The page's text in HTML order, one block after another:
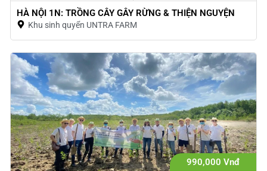
HÀ NỘI 1N: TRỒNG CÂY GÂY RỪNG & THIỆN NGUYỆN
Khu sinh quyển UNTRA FARM
990,000 Vnđ